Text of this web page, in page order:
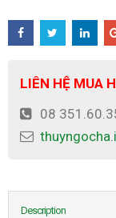
LIÊN HỆ MUA
08
Description